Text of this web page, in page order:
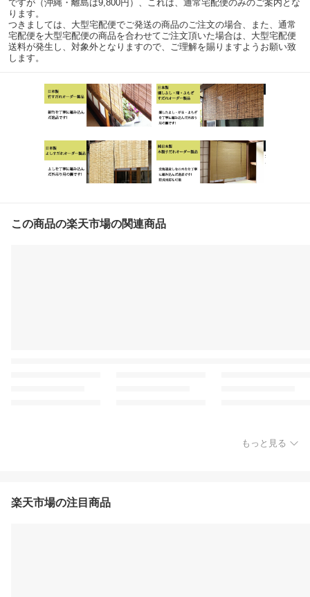
ですが（沖縄・離島は9,800円）、これは、通常宅配便のみのご案内とな
ります。
つきましては、大型宅配便でご発送の商品のご注文の場合、また、通常
宅配便を大型宅配便の商品を合わせてご注文頂いた場合は、大型宅配便
送料が発生し、対象外となりますので、ご理解を賜りますようお願い致
します。
この商品の楽天市場の関連商品
もっと見る
楽天市場の注目商品